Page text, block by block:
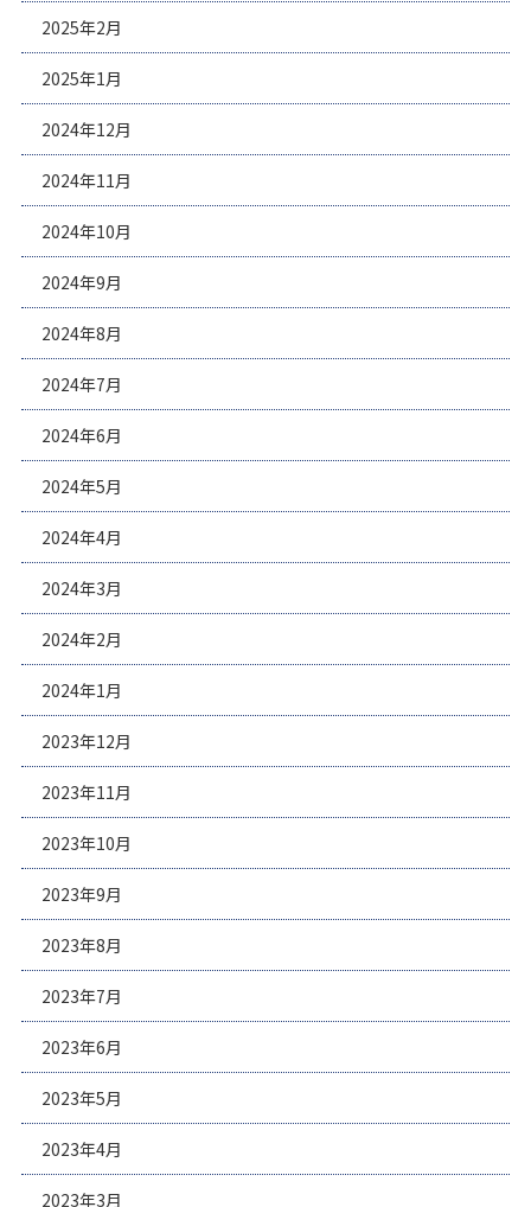
2025年2月
2025年1月
2024年12月
2024年11月
2024年10月
2024年9月
2024年8月
2024年7月
2024年6月
2024年5月
2024年4月
2024年3月
2024年2月
2024年1月
2023年12月
2023年11月
2023年10月
2023年9月
2023年8月
2023年7月
2023年6月
2023年5月
2023年4月
2023年3月